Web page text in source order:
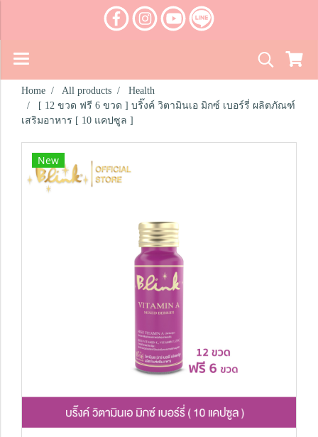
Home All products
Health
[ 12 ขวด ฟรี 6 ขวด ] บริ๊งค์ วิตามินเอ มิกซ์ เบอร์รี่ ผลิตภัณฑ์
เสริมอาหาร [ 10 แคปซูล ]
New